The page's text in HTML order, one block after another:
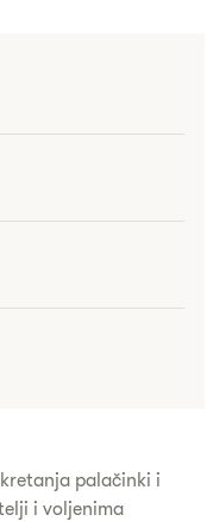
palačinki i
i voljenima